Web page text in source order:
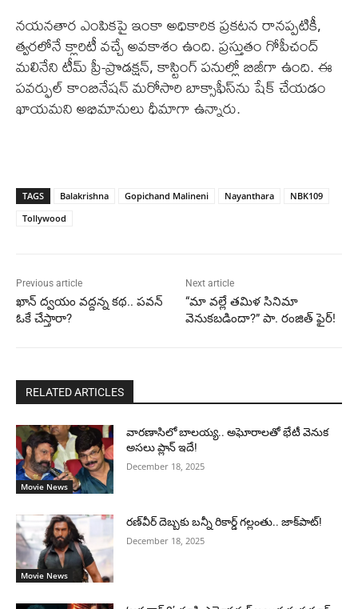
నయనతార ఎంపికపై ఇంకా అధికారిక ప్రకటన రానప్పటికీ,
త్వరలోనే క్లారిటీ వచ్చే అవకాశం ఉంది. ప్రస్తుతం గోపీచంద్
మలినేని టీమ్ ప్రీ-ప్రొడక్షన్, కాస్టింగ్ పనుల్లో బిజీగా ఉంది. ఈ
పవర్ఫుల్ కాంబినేషన్ మరోసారి బాక్సాఫీస్‌ను షేక్ చేయడం
ఖాయమని అభిమానులు ధీమాగా ఉన్నారు.
TAGS Balakrishna Gopichand Malineni Nayanthara
NBK109
Tollywood
Previous article
ఖాన్ ద్వయం వద్దన్న కథ.. పవన్
ఓకే చేస్తారా?
Next article
“మా వల్లే తమిళ సినిమా
వెనుకబడిందా?” పా. రంజిత్ ఫైర్!
RELATED ARTICLES
Movie News
వారణాసిలో బాలయ్య.. అఘోరాలతో భేటీ వెనుక
అసలు ప్లాన్ ఇదే!
December 18, 2025
Movie News
రణ్‌వీర్ దెబ్బకు బన్నీ రికార్డ్ గల్లంతు.. జాక్‌పాట్!
December 18, 2025